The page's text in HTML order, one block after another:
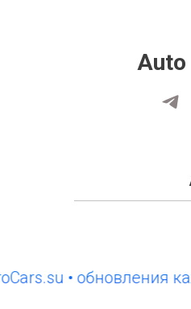
Auto
• обновления